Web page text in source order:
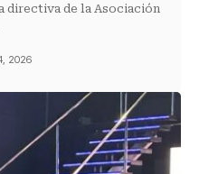
directiva de la Asociación
2026